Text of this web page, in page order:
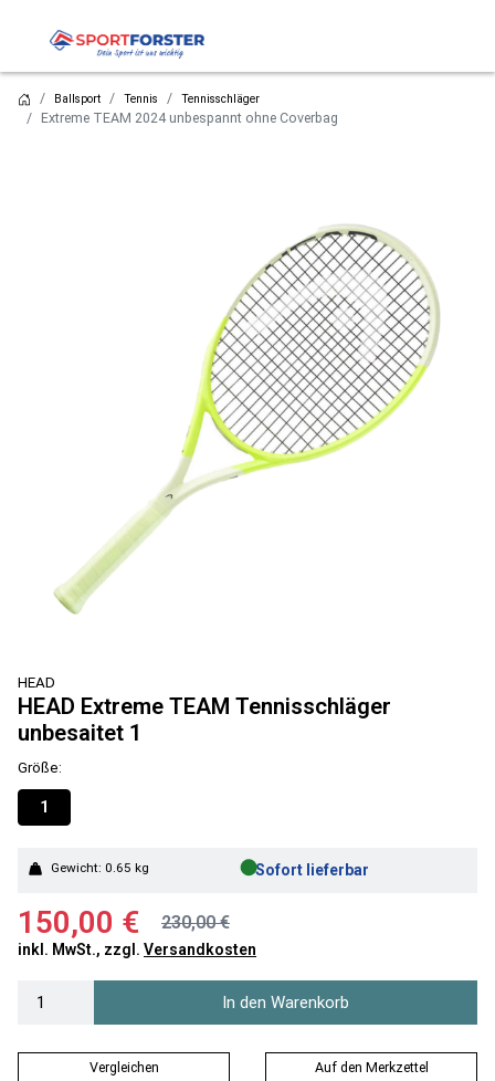
Ballsport Tennis Tennisschläger
Extreme TEAM 2024 unbespannt ohne Coverbag
HEAD
HEAD Extreme TEAM Tennisschläger
unbesaitet 1
Größe:
1
Gewicht: 0.65 kg ●Sofort lieferbar
150,00 € 230,00 €
inkl. MwSt., zzgl. Versandkosten
In den Warenkorb
Vergleichen Auf den Merkzettel